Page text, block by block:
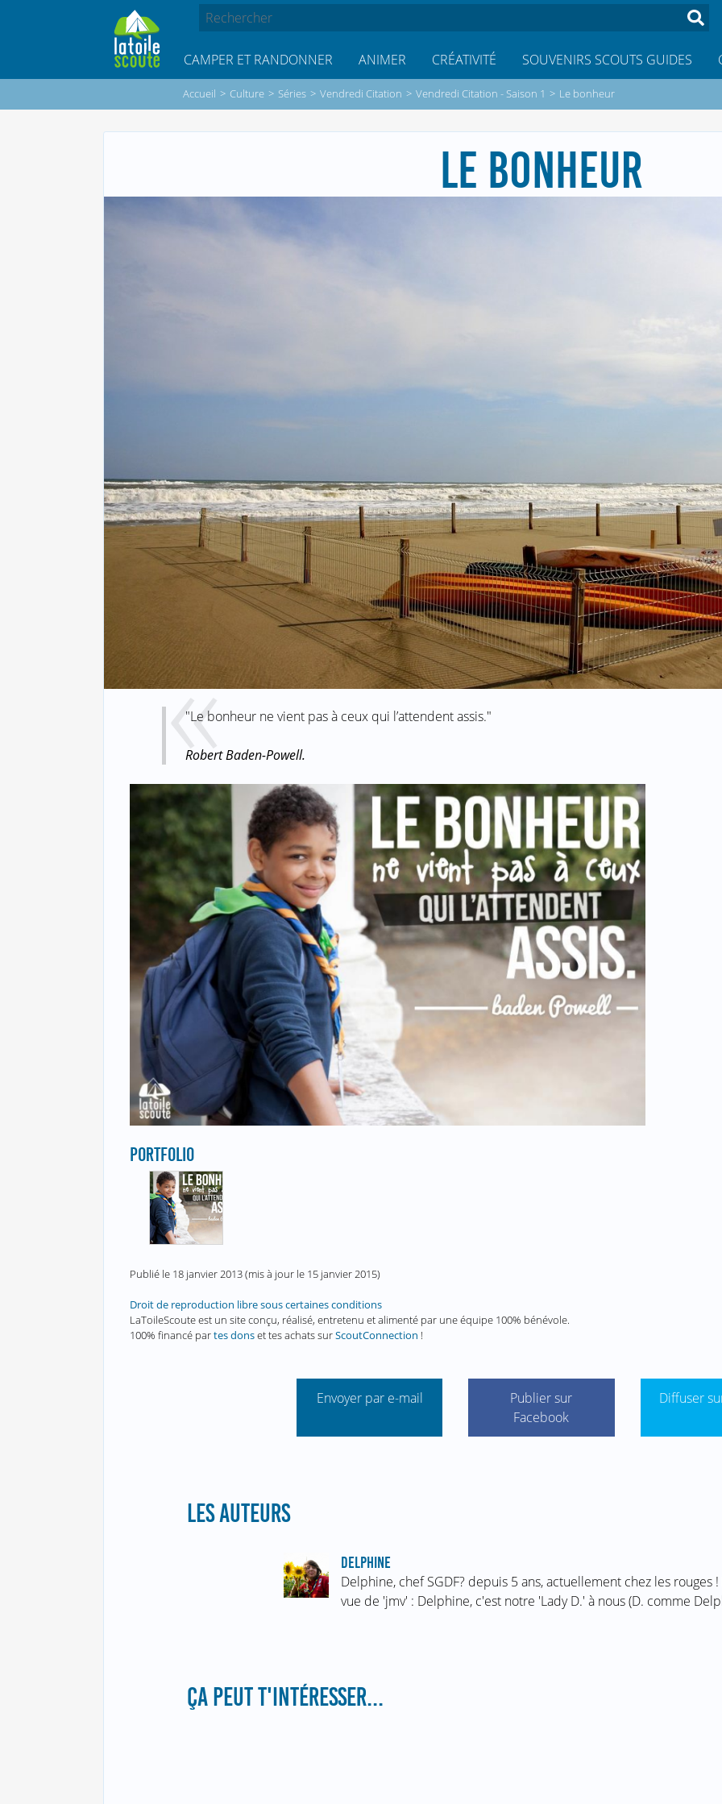
CAMPER ET RANDONNER ANIMER CRÉATIVITÉ SOUVENIRS SCOUTS GUIDES
Accueil > Culture > Séries > Vendredi Citation > Vendredi Citation - Saison 1 > Le bonheur
LE BONHEUR
"Le bonheur ne vient pas à ceux qui l’attendent assis."
Robert Baden-Powell.
PORTFOLIO
Publié le 18 janvier 2013(mis à jour le 15 janvier 2015)
Droit de reproduction libre sous certaines conditions
LaToileScoute est un site conçu, réalisé, entretenu et alimenté par une équipe 100% bénévole.
100% financé partes donset tes achats surScoutConnection !
Envoyer par e-mail
Publier sur
Facebook
Diffuser
LES AUTEURS
DELPHINE
Delphine, chef SGDF? depuis 5 ans, actuellement chez les rouges
vue de 'jmv' : Delphine, c'est notre 'Lady D.' à nous (D. comme
ÇA PEUT T'INTÉRESSER...